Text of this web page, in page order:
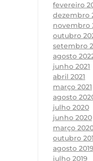
fevereiro
dezembro
novembro
outubro
setembro
agosto
junho 2021
abril 2021
março 2021
agosto
julho 2020
junho 2020
março
outubro
agosto 2019
julho 2019